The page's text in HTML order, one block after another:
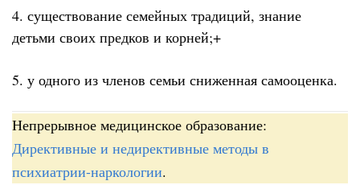
4. существование семейных традиций, знание
детьми своих предков и корней;+
5. у одного из членов семьи сниженная самооценка.
Непрерывное медицинское образование:
Директивные и недирективные методы в
психиатрии-наркологии.